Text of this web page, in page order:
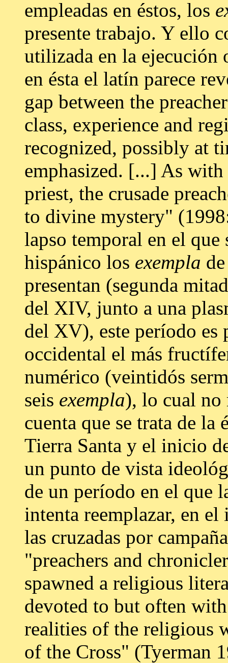
empleadas en éstos, los
presente trabajo. Y ello
utilizada en la ejecución
en ésta el latín parece
gap between the
class, experience and
recognized, possibly at
emphasized. [...] As
priest, the crusade
to divine mystery"
lapso temporal en el
hispánico los exempla
presentan (segunda
del XIV, junto a una
del XV), este período es
occidental el más
numérico (veintidós
seis exempla), lo cual no
cuenta que se trata de la
Tierra Santa y el inicio
un punto de vista
de un período en el que
intenta reemplazar, en
las cruzadas por
"preachers and
spawned a religious
devoted to but often
realities of the religious
of the Cross" (Tyerman